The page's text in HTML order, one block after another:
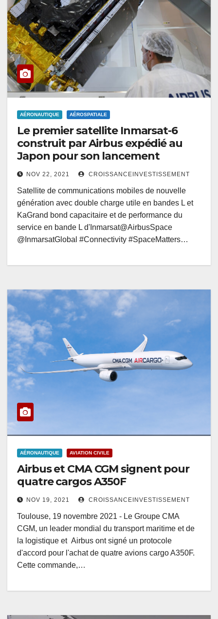
AÉRONAUTIQUE AÉROSPATIALE
Le premier satellite Inmarsat-6
construit par Airbus expédié au
Japon pour son lancement
NOV 22, 2021 CROISSANCEINVESTISSEMENT
Satellite de communications mobiles de nouvelle
génération avec double charge utile en bandes L et
KaGrand bond capacitaire et de performance du
service en bande L d'Inmarsat@AirbusSpace
@InmarsatGlobal #Connectivity #SpaceMatters…
AÉRONAUTIQUE AVIATION CIVILE
Airbus et CMA CGM signent pour
quatre cargos A350F
NOV 19, 2021 CROISSANCEINVESTISSEMENT
Toulouse, 19 novembre 2021 - Le Groupe CMA
CGM, un leader mondial du transport maritime et de
la logistique et Airbus ont signé un protocole
d'accord pour l'achat de quatre avions cargo A350F.
Cette commande,…